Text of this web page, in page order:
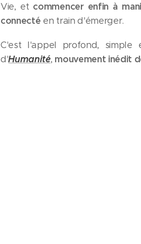
Vie, et commencer enfin à
connecté en train d'émerger.
C'est l'appel profond,
d'Humanité, mouvement inédit